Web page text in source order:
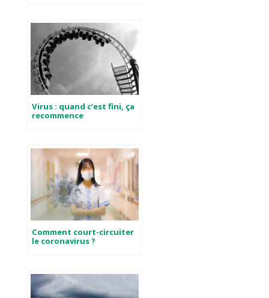
Virus : quand c’est fini, ça
recommence
Comment court-circuiter
le coronavirus ?